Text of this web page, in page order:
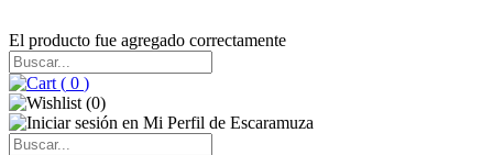
El producto fue agregado correctamente
( 0 )
(0)